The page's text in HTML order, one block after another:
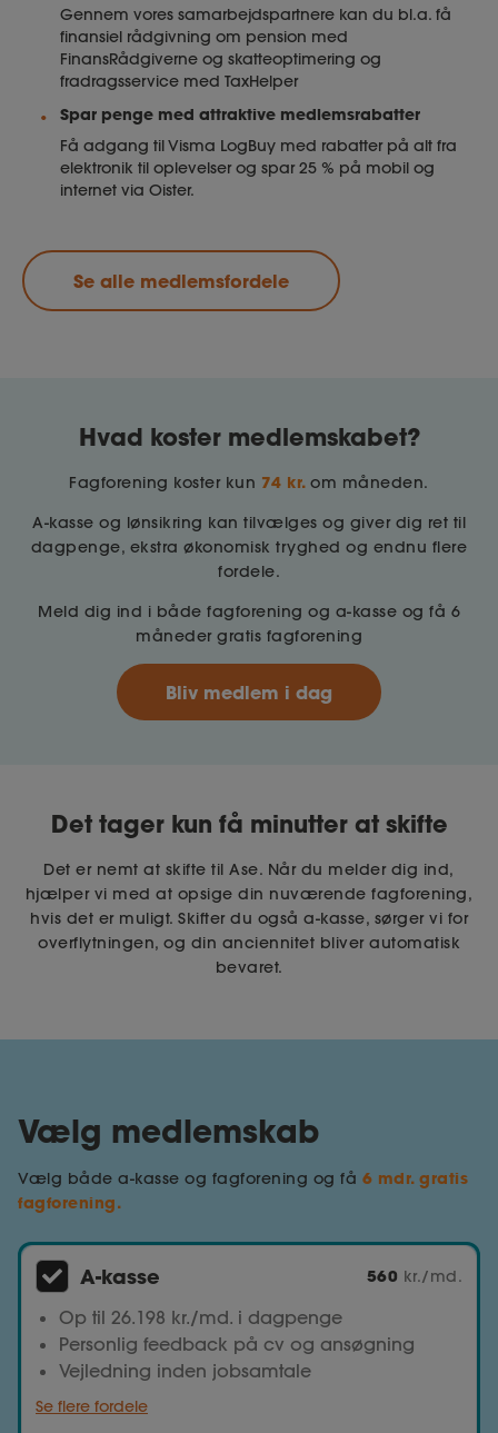
Gennem vores samarbejdspartnere kan du bl.a. få
finansiel rådgivning om pension med
FinansRådgiverne og skatteoptimering og
fradragsservice med TaxHelper
Spar penge med attraktive medlemsrabatter
Få adgang til Visma LogBuy med rabatter på alt fra
elektronik til oplevelser og spar 25 % på mobil og
internet via Oister.
Se alle medlemsfordele
Hvad koster medlemskabet?
Fagforening koster kun 74 kr. om måneden.
A-kasse og lønsikring kan tilvælges og giver dig ret til
dagpenge, ekstra økonomisk tryghed og endnu flere
fordele.
Meld dig ind i både fagforening og a-kasse og få 6
måneder gratis fagforening
Bliv medlem i dag
Det tager kun få minutter at skifte
Det er nemt at skifte til Ase. Når du melder dig ind,
hjælper vi med at opsige din nuværende fagforening,
hvis det er muligt. Skifter du også a-kasse, sørger vi for
overflytningen, og din anciennitet bliver automatisk
bevaret.
Vælg medlemskab
Vælg både a-kasse og fagforening og få 6 mdr. gratis
fagforening.
A-kasse 560 kr./md.
Op til 26.198 kr./md. i dagpenge
Personlig feedback på cv og ansøgning
Vejledning inden jobsamtale
Se flere fordele